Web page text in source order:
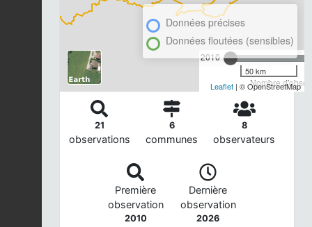
2010
Nombre
Données précises
Données floutées (sensibles)
50 km
Leaflet | © OpenStreetMap
21
observations
6
communes
8
observateurs
Première
observation
2010
Dernière
observation
2026